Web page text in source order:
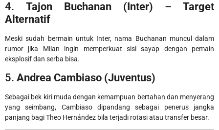
4. Tajon Buchanan (Inter) – Target
Alternatif
Meski sudah bermain untuk Inter, nama Buchanan muncul dalam
rumor jika Milan ingin memperkuat sisi sayap dengan pemain
eksplosif dan serba bisa.
5. Andrea Cambiaso (Juventus)
Sebagai bek kiri muda dengan kemampuan bertahan dan menyerang
yang seimbang, Cambiaso dipandang sebagai penerus jangka
panjang bagi Theo Hernández bila terjadi rotasi atau transfer besar.